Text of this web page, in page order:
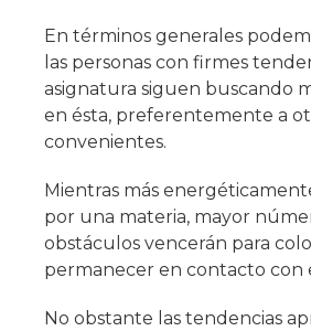
En términos generales
las personas con firmes
asignatura siguen buscando
en ésta, preferentemente a
convenientes.
Mientras más
por una materia, mayor
obstáculos vencerán para
permanecer en contacto con
No obstante las tendencias